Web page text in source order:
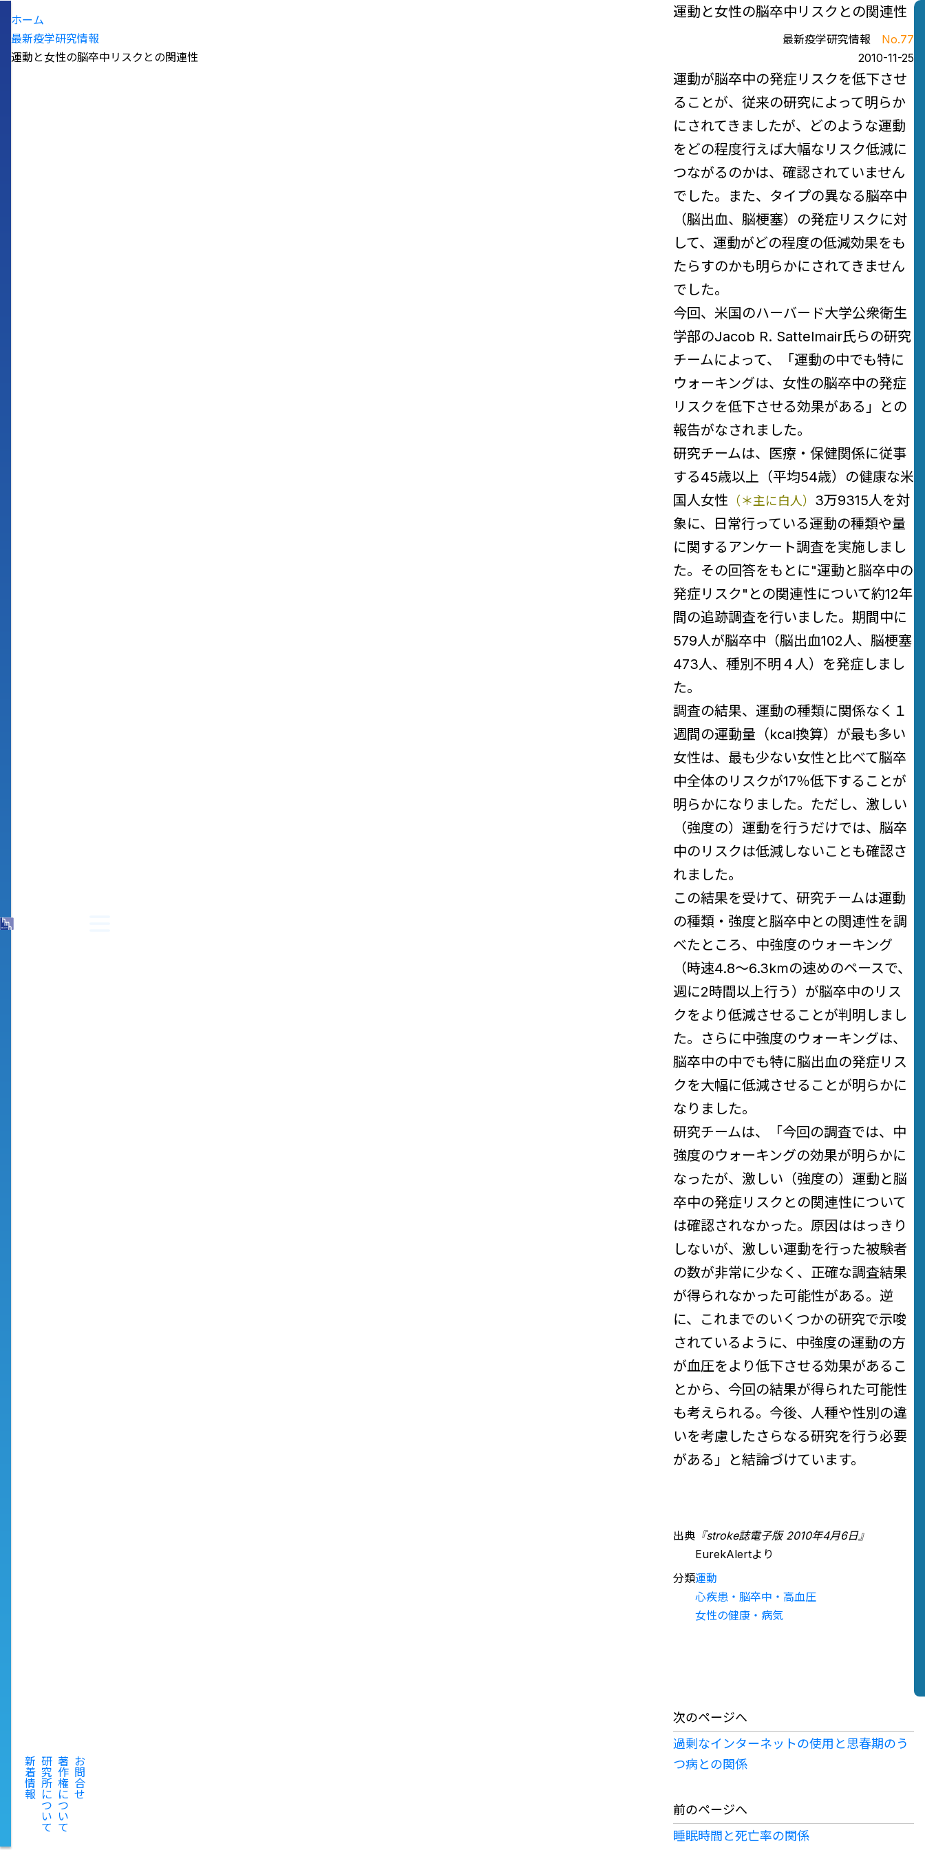
新
着
情
報
研
究
所
に
つ
い
て
著
作
権
に
つ
い
て
お
問
合
せ
ホーム
最新疫学研究情報
運動と女性の脳卒中リスクとの関連性
運動と女性の脳卒中リスクとの関連性
最新疫学研究情報
No.77
2010-11-25
運動が脳卒中の発症リスクを低下させ
ることが、従来の研究によって明らか
にされてきましたが、どのような運動
をどの程度行えば大幅なリスク低減に
つながるのかは、確認されていません
でした。また、タイプの異なる脳卒中
（脳出血、脳梗塞）の発症リスクに対
して、運動がどの程度の低減効果をも
たらすのかも明らかにされてきません
でした。
今回、米国のハーバード大学公衆衛生
学部のJacob R. Sattelmair氏らの研究
チームによって、「運動の中でも特に
ウォーキングは、女性の脳卒中の発症
リスクを低下させる効果がある」との
報告がなされました。
研究チームは、医療・保健関係に従事
する45歳以上（平均54歳）の健康な米
国人女性 （＊主に白人） 3万9315人を対
象に、日常行っている運動の種類や量
に関するアンケート調査を実施しまし
た。その回答をもとに"運動と脳卒中の
発症リスク"との関連性について約12年
間の追跡調査を行いました。期間中に
579人が脳卒中（脳出血102人、脳梗塞
473人、種別不明４人）を発症しまし
た。
調査の結果、運動の種類に関係なく１
週間の運動量（kcal換算）が最も多い
女性は、最も少ない女性と比べて脳卒
中全体のリスクが17％低下することが
明らかになりました。ただし、激しい
（強度の）運動を行うだけでは、脳卒
中のリスクは低減しないことも確認さ
れました。
この結果を受けて、研究チームは運動
の種類・強度と脳卒中との関連性を調
べたところ、中強度のウォーキング
（時速4.8～6.3kmの速めのペースで、
週に2時間以上行う）が脳卒中のリス
クをより低減させることが判明しまし
た。さらに中強度のウォーキングは、
脳卒中の中でも特に脳出血の発症リス
クを大幅に低減させることが明らかに
なりました。
研究チームは、「今回の調査では、中
強度のウォーキングの効果が明らかに
なったが、激しい（強度の）運動と脳
卒中の発症リスクとの関連性について
は確認されなかった。原因ははっきり
しないが、激しい運動を行った被験者
の数が非常に少なく、正確な調査結果
が得られなかった可能性がある。逆
に、これまでのいくつかの研究で示唆
されているように、中強度の運動の方
が血圧をより低下させる効果があるこ
とから、今回の結果が得られた可能性
も考えられる。今後、人種や性別の違
いを考慮したさらなる研究を行う必要
がある」と結論づけています。
出典 『stroke誌電子版 2010年4月6日』
EurekAlertより
分類運動
心疾患・脳卒中・高血圧
女性の健康・病気
前のページへ
睡眠時間と死亡率の関係
次のページへ
過剰なインターネットの使用と思春期のう
つ病との関係